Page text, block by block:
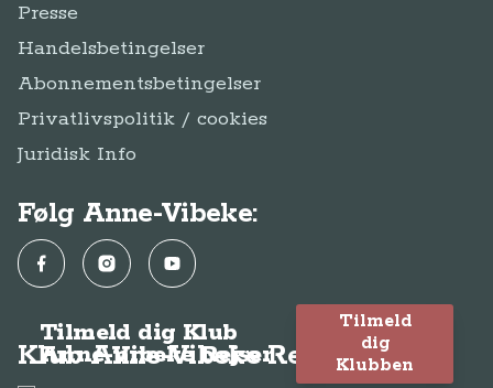
Presse
Handelsbetingelser
Abonnementsbetingelser
Privatlivspolitik / cookies
Juridisk Info
Følg Anne-Vibeke:
FacebookInstagramYouTube
Klub Anne-Vibeke Rejser
Tilmeld dig Klub
Anne-Vibeke Rejser
Tilmeld
dig
Klubben